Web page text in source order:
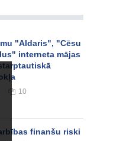
"Aldaris", "Cēsu
interneta mājas
10
finanšu riski